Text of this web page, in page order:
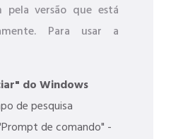
pela versão que está
Para usar a
do Windows
de pesquisa
de comando" -